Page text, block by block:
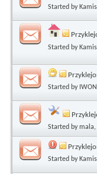
Started by Kamis
Started by Kamis
Started by
Started bymala
Started by Kamis